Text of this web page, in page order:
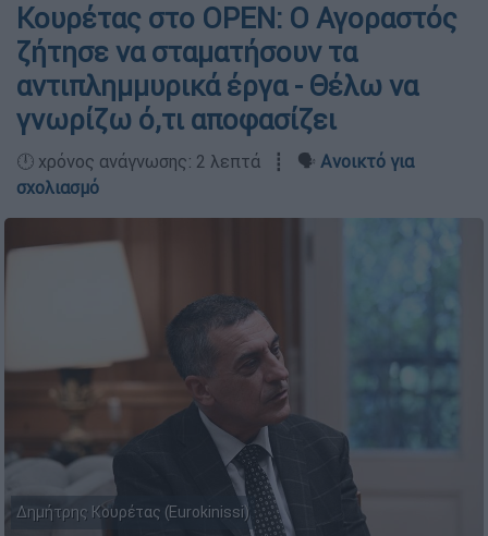
Κουρέτας στο OPEN: Ο Αγοραστός
ζήτησε να σταματήσουν τα
αντιπλημμυρικά έργα - Θέλω να
γνωρίζω ό,τι αποφασίζει
🕛 χρόνος ανάγνωσης: 2 λεπτά ┋ 🗣️ Ανοικτό για
σχολιασμό
Δημήτρης Κουρέτας (Eurokinissi)